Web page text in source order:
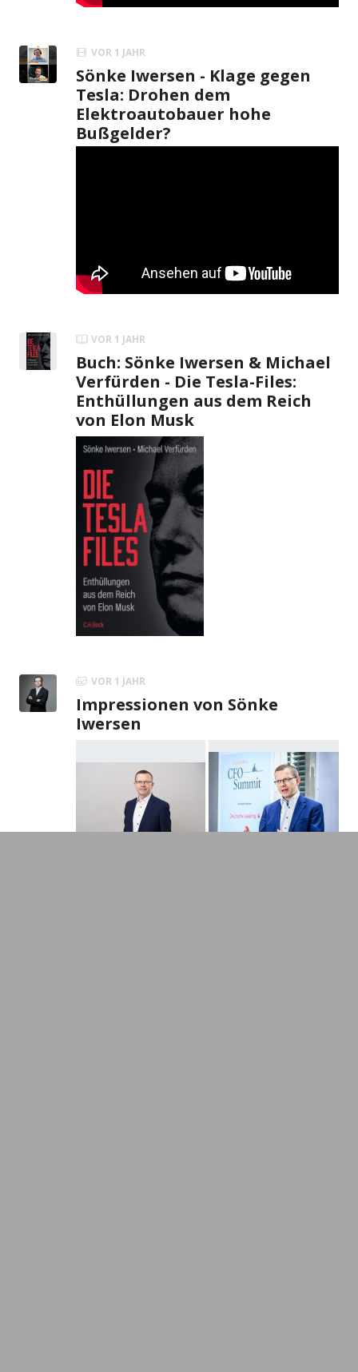
VOR 1 JAHR
Sönke Iwersen - Klage gegen
Tesla: Drohen dem
Elektroautobauer hohe
Bußgelder?
VOR 1 JAHR
Buch: Sönke Iwersen & Michael
Verfürden - Die Tesla-Files:
Enthüllungen aus dem Reich
von Elon Musk
VOR 1 JAHR
Impressionen von Sönke
Iwersen